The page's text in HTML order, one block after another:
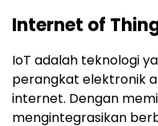
Internet of
IoT adalah teknologi
perangkat elektronik
internet. Dengan
mengintegrasikan